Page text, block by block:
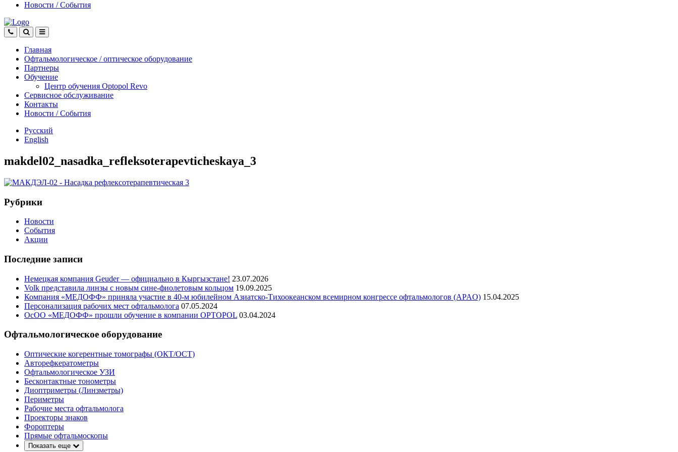
Новости / События
Главная
Офтальмологическое / оптическое оборудование
Партнеры
Обучение
Центр обучения Оptopol Revo
Сервисное обслуживание
Контакты
Новости / События
Русский
English
makdel02_nasadka_refleksoterapevticheskaya_3
Рубрики
Новости
События
Акции
Последние записи
Немецкая компания Geuder — официально в Кыргызстане! 23.07.2026
Volk представила линзы с новым сине-фиолетовым кольцом 19.09.2025
Компания «МЕДОФФ» приняла участие в 40-м юбилейном Азиатско-Тихоокеанском всемирном конгрессе офтальмологов (APAO) 15.04.2025
Персонализация рабочих мест офтальмолога 07.05.2024
ОсОО «МЕДОФФ» прошли обучение в компании OPTOPOL 03.04.2024
Офтальмологическое оборудование
Оптические когерентные томографы (ОКТ/ОСТ)
Авторефкератометры
Офтальмологическое УЗИ
Бесконтактные тонометры
Диоптриметры (Линзметры)
Периметры
Рабочие места офтальмолога
Проекторы знаков
Фороптеры
Прямые офтальмоскопы
Показать еще